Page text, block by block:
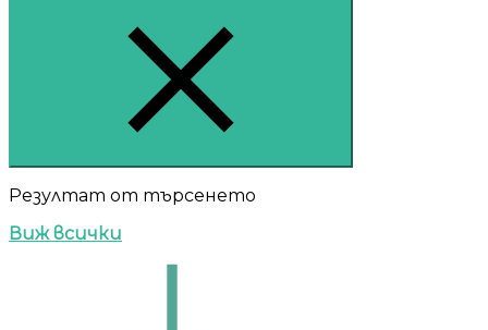
Резултат от търсенето
Виж всички